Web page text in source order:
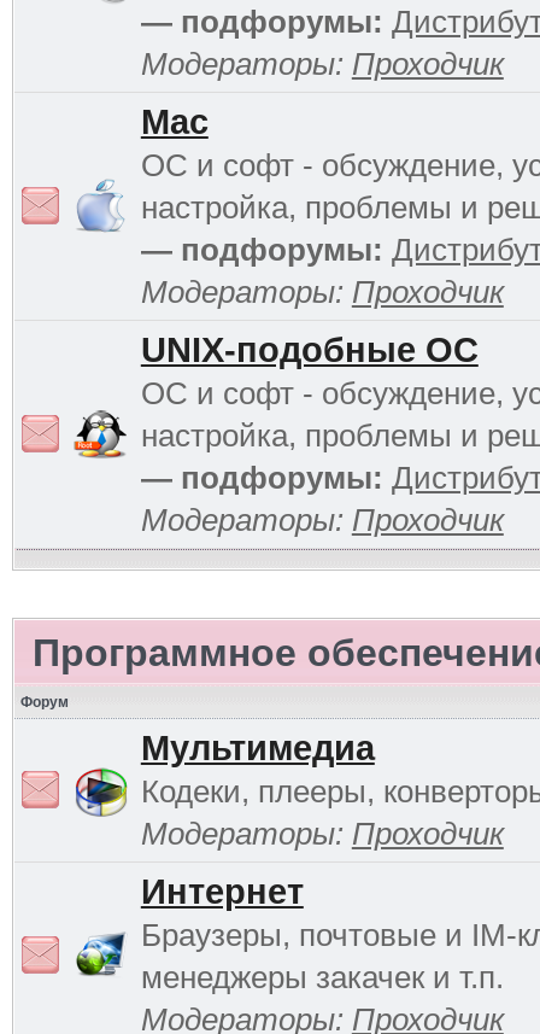
— подфорумы:
Модераторы: Проходчик
Mac
ОС и софт - обсуждение,
настройка, проблемы и
— подфорумы:
Модераторы: Проходчик
UNIX-подобные ОС
ОС и софт - обсуждение,
настройка, проблемы и
— подфорумы:
Модераторы: Проходчик
Программное
Форум
Мультимедиа
Кодеки, плееры,
Модераторы: Проходчик
Интернет
Браузеры, почтовые и IM-
менеджеры закачек и т.п.
Модераторы: Проходчик